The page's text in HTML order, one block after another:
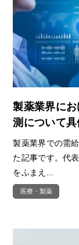
製薬業界に
測について具
製薬業界での需
た記事です。代
をふまえ...
医療・製薬